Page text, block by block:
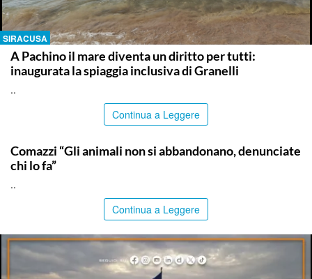
SIRACUSA
A Pachino il mare diventa un diritto per tutti:
inaugurata la spiaggia inclusiva di Granelli
..
Continua a Leggere
Comazzi “Gli animali non si abbandonano, denunciate
chi lo fa”
..
Continua a Leggere